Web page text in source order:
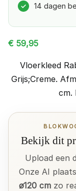
✓ 14 dagen
€ 59,95
Vloerkleed
Grijs;Creme.
cm.
Bekijk dit
Upload een
Onze AI
ø120 cmzo